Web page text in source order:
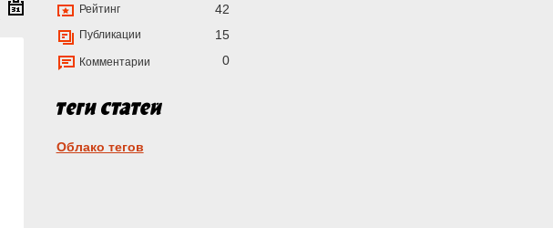
Рейтинг 42
Публикации 15
Комментарии 0
Облако тегов